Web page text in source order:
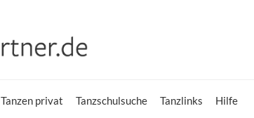
Tanzen privat Tanzschulsuche Tanzlinks Hilfe